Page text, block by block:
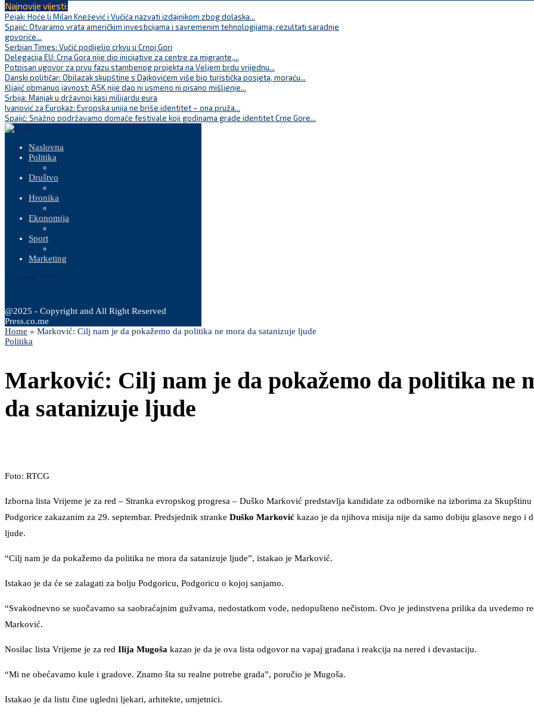
Najnovije vijesti:
Pejak: Hoće li Milan Knežević i Vučića nazvati izdajnikom zbog dolaska...
Spajić: Otvaramo vrata američkim investicijama i savremenim tehnologijama, rezultati saradnje
govoriće...
Serbian Times: Vučić podijelio crkvu u Crnoj Gori
Delegacija EU: Crna Gora nije dio inicijative za centre za migrante,...
Potpisan ugovor za prvu fazu stambenog projekta na Veljem brdu vrijednu...
Danski političar: Obilazak skupštine s Dajkovićem više bio turistička posjeta, moraću...
Kljajić obmanuo javnost: ASK nije dao ni usmeno ni pisano mišljenje...
Srbija: Manjak u državnoj kasi milijardu eura
Ivanović za Eurokaz: Evropska unija ne briše identitet – ona pruža...
Spajić: Snažno podržavamo domaće festivale koji godinama grade identitet Crne Gore...
Naslovna
Politika
Društvo
Hronika
Ekonomija
Sport
Marketing
@2025 - Copyright and All Right Reserved
Press.co.me
Home » Marković: Cilj nam je da pokažemo da politika ne mora da satanizuje ljude
Politika
Marković: Cilj nam je da pokažemo da politika ne
da satanizuje ljude
Foto: RTCG
Izborna lista Vrijeme je za red – Stranka evropskog progresa – Duško Marković predstavlja kandidate za odbornike na izborima za
Podgorice zakazanim za 29. septembar. Predsjednik stranke Duško Marković kazao je da njihova misija nije da samo dobiju glasove nego i
ljude.
“Cilj nam je da pokažemo da politika ne mora da satanizuje ljude”, istakao je Marković.
Istakao je da će se zalagati za bolju Podgoricu, Podgoricu o kojoj sanjamo.
“Svakodnevno se suočavamo sa saobraćajnim gužvama, nedostatkom vode, nedopušteno nečistom. Ovo je jedinstvena prilika da uvedemo
Marković.
Nosilac lista Vrijeme je za red Ilija Mugoša kazao je da je ova lista odgovor na vapaj građana i reakcija na nered i devastaciju.
“Mi ne obećavamo kule i gradove. Znamo šta su realne potrebe grada”, poručio je Mugoša.
Istakao je da listu čine ugledni ljekari, arhitekte, umjetnici.